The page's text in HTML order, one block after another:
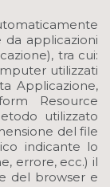
da applicazioni
tra cui:
utilizzati
Applicazione,
Resource
utilizzato
del file
indicante lo
errore, ecc.) il
del browser e